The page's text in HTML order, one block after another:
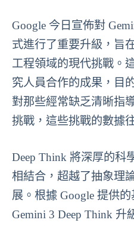
Google 今日宣佈對
式進行了重要升級，旨
工程領域的現代挑戰。
究人員合作的成果，目
對那些經常缺乏清晰指
挑戰，這些挑戰的數據
Deep Think 將深厚的科
相結合，超越了抽象理
展。根據 Google 提供
Gemini 3 Deep Think 升